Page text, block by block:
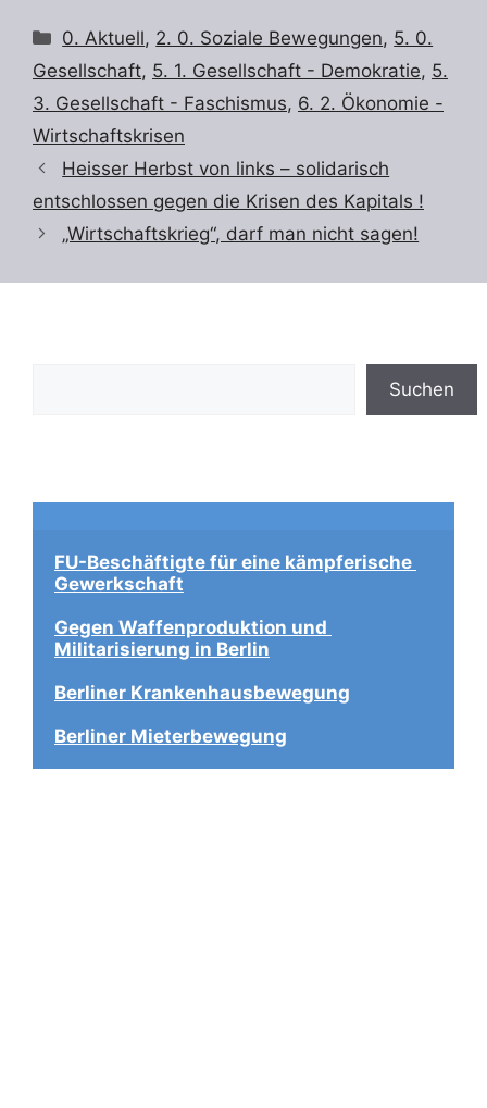
Kategorien
0. Aktuell, 2. 0. Soziale Bewegungen, 5. 0.
Gesellschaft, 5. 1. Gesellschaft - Demokratie, 5.
3. Gesellschaft - Faschismus, 6. 2. Ökonomie -
Wirtschaftskrisen
Heisser Herbst von links – solidarisch
entschlossen gegen die Krisen des Kapitals !
„Wirtschaftskrieg“, darf man nicht sagen!
Suchen
FU-Beschäftigte für eine kämpferische
Gewerkschaft
Gegen Waffenproduktion und
Militarisierung in Berlin
Berliner Krankenhausbewegung
Berliner Mieterbewegung